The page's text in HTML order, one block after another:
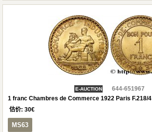
E-AUCTION
644-651967
1 franc Chambres de Commerce 1922 Paris F.218/4
估价: 30€
MS63